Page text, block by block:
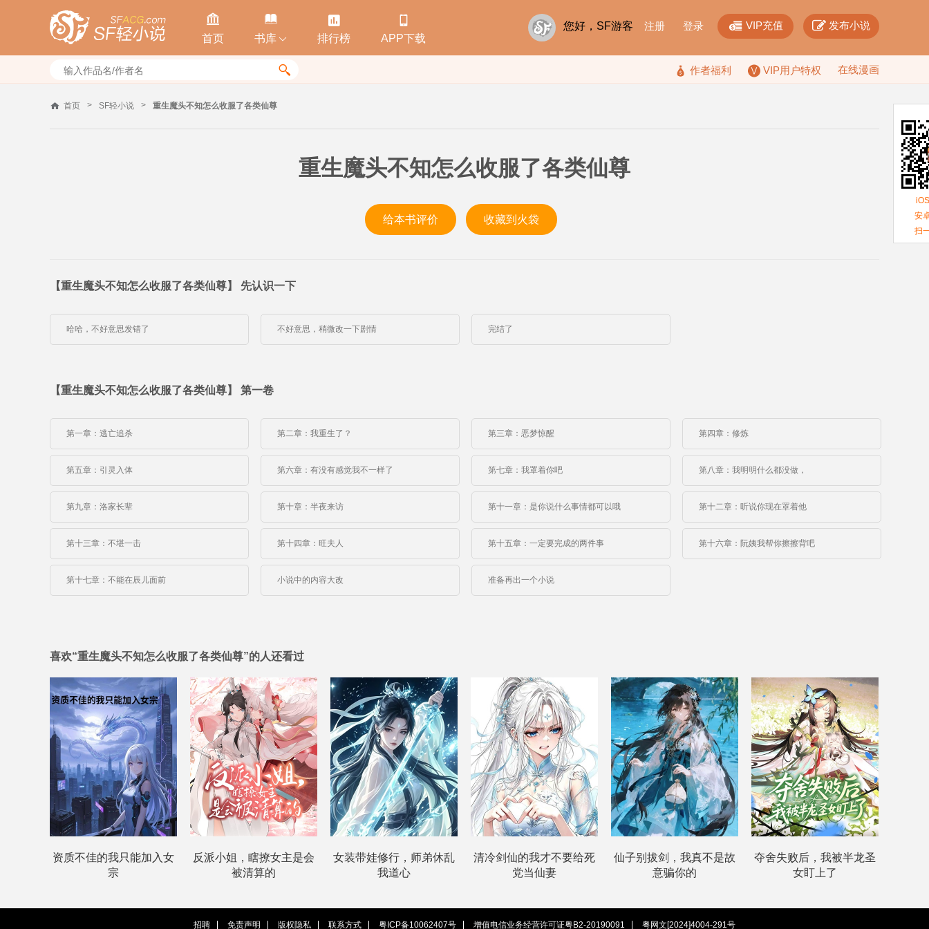

首页

书库 

排行榜

APP下载
您好，SF游客 注册 登录  VIP充值  发布小说
  作者福利 VIP用户特权 在线漫画
首页 > SF轻小说 > 重生魔头不知怎么收服了各类仙尊
重生魔头不知怎么收服了各类仙尊
给本书评价 收藏到火袋
【重生魔头不知怎么收服了各类仙尊】 先认识一下
哈哈，不好意思发错了 不好意思，稍微改一下剧情 完结了
【重生魔头不知怎么收服了各类仙尊】 第一卷
第一章：逃亡追杀 第二章：我重生了？ 第三章：恶梦惊醒 第四章：修炼
第五章：引灵入体 第六章：有没有感觉我不一样了 第七章：我罩着你吧 第八章：我明明什么都没做，
第九章：洛家长辈 第十章：半夜来访 第十一章：是你说什么事情都可以哦 第十二章：听说你现在罩着他
第十三章：不堪一击 第十四章：旺夫人 第十五章：一定要完成的两件事 第十六章：阮姨我帮你擦擦背吧
第十七章：不能在辰儿面前 小说中的内容大改 准备再出一个小说
喜欢“重生魔头不知怎么收服了各类仙尊”的人还看过
资质不佳的我只能加入女
宗
反派小姐，瞎撩女主是会
被清算的
女装带娃修行，师弟休乱
我道心
清冷剑仙的我才不要给死
党当仙妻
仙子别拔剑，我真不是故
意骗你的
夺舍失败后，我被半龙圣
女盯上了
招聘 免责声明 版权隐私 联系方式 粤ICP备10062407号 增值电信业务经营许可证粤B2-20190091 粤网文[2024]4004-291号
安
扫